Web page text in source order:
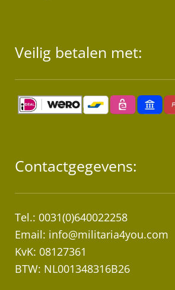
Veilig betalen met:
Contactgegevens:
Tel.: 0031(0)640022258
Email: info@militaria4you.com
KvK: 08127361
BTW: NL001348316B26